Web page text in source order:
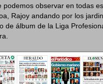
podemos observar en todas
Rajoy andando por los
de álbum de la Liga